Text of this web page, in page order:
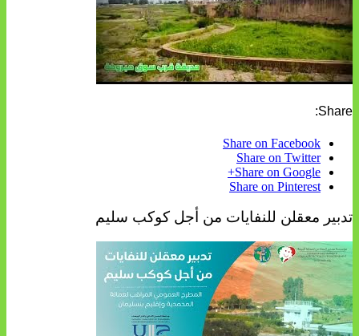
Share:
Share on Facebook
Share on Twitter
Share on Google+
Share on Pinterest
تدبير معقلن للنفايات من أجل كوكب سليم